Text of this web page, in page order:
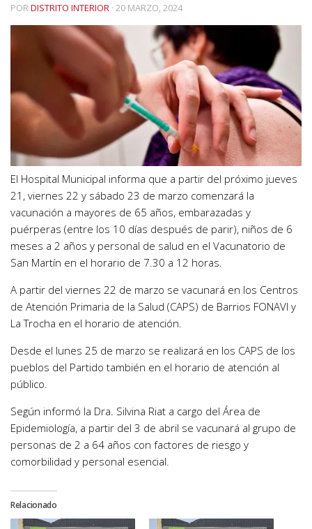
PORDISTRITO INTERIOR · 20 MARZO, 2024
El Hospital Municipal informa que a partir del próximo jueves
21, viernes 22 y sábado 23 de marzo comenzará la
vacunación a mayores de 65 años, embarazadas y
puérperas (entre los 10 días después de parir), niños de 6
meses a 2 años y personal de salud en el Vacunatorio de
San Martín en el horario de 7.30 a 12 horas.
A partir del viernes 22 de marzo se vacunará en los Centros
de Atención Primaria de la Salud (CAPS) de Barrios FONAVI y
La Trocha en el horario de atención.
Desde el lunes 25 de marzo se realizará en los CAPS de los
pueblos del Partido también en el horario de atención al
público.
Según informó la Dra. Silvina Riat a cargo del Área de
Epidemiología, a partir del 3 de abril se vacunará al grupo de
personas de 2 a 64 años con factores de riesgo y
comorbilidad y personal esencial.
Relacionado